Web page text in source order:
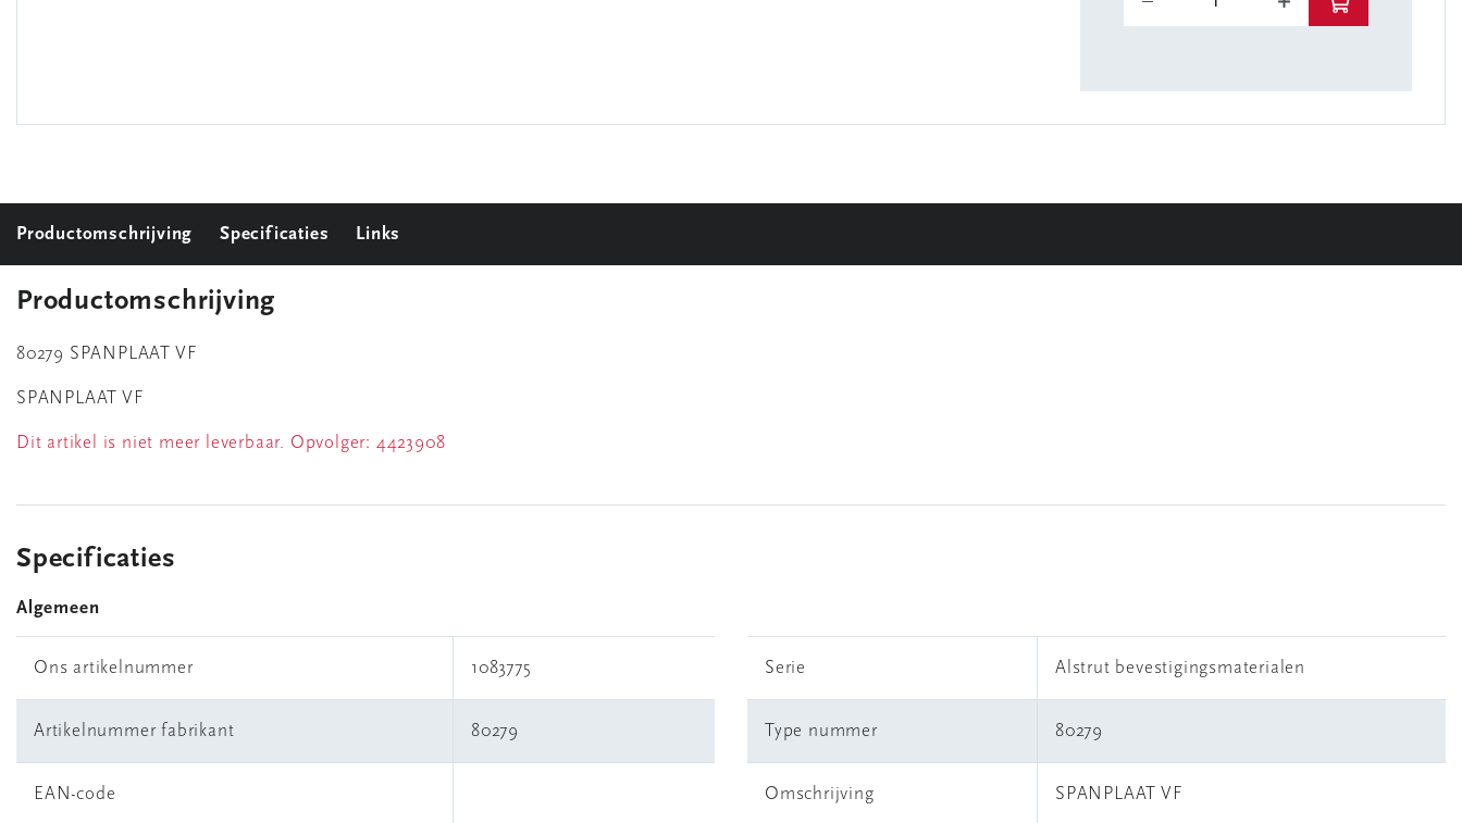
Productomschrijving Specificaties Links
Productomschrijving
80279 SPANPLAAT VF
SPANPLAAT VF
Dit artikel is niet meer leverbaar. Opvolger: 4423908
Specificaties
Algemeen
Ons artikelnummer 1083775
Artikelnummer fabrikant 80279
EAN-code
Serie Alstrut bevestigingsmaterialen
Type nummer 80279
Omschrijving SPANPLAAT VF